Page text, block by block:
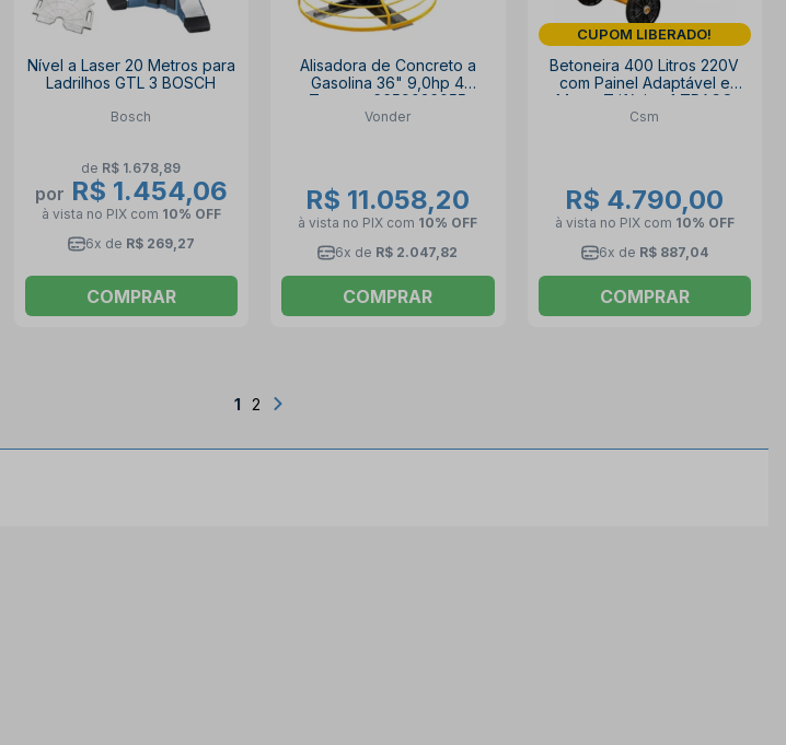
Nível a Laser 20 Metros para
Ladrilhos GTL 3 BOSCH
Bosch
de R$ 1.678,89
por R$ 1.454,06
à vista no PIX com 10% OFF
6x de R$ 269,27
COMPRAR
Alisadora de Concreto a
Gasolina 36" 9,0hp 4
Tempos 6659036055
VONDER
Vonder
R$ 11.058,20
à vista no PIX com 10% OFF
6x de R$ 2.047,82
COMPRAR
CUPOM LIBERADO!
Betoneira 400 Litros 220V
com Painel Adaptável e
Motor Trifásico 1 TRAÇO
MAX CSM
Csm
R$ 4.790,00
à vista no PIX com 10% OFF
6x de R$ 887,04
COMPRAR
1 2